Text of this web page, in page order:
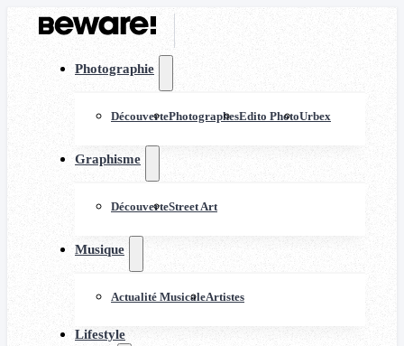
Photographie
DécouvertePhotographesEdito PhotoUrbex
Graphisme
DécouverteStreet Art
Musique
Actualité MusicaleArtistes
Lifestyle